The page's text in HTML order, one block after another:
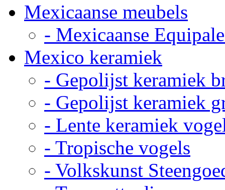
Mexicaanse meubels
- Mexicaanse
Mexico keramiek
- Gepolijst keramiek
- Gepolijst keramiek
- Lente keramiek
- Tropische vogels
- Volkskunst